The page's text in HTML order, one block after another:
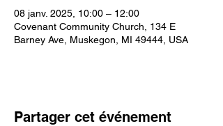
08 janv. 2025, 10:00 – 12:00
Covenant Community Church, 134 E
Barney Ave, Muskegon, MI 49444, USA
Partager cet événement